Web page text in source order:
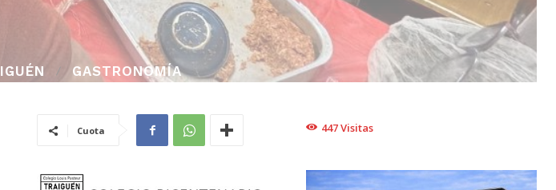
GASTRONOMÍA
Cuota 447Visitas